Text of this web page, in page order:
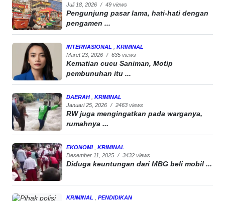
Juli 18, 2026 / 49 views
Pengunjung pasar lama, hati-hati dengan
pengamen ...
INTERNASIONAL
KRIMINAL
Maret 23, 2026 / 635 views
Kematian cucu Saniman, Motip
pembunuhan itu ...
DAERAH
KRIMINAL
Januari 25, 2026 / 2463 views
RW juga mengingatkan pada warganya,
rumahnya ...
EKONOMI
KRIMINAL
Desember 11, 2025 / 3432 views
Diduga keuntungan dari MBG beli mobil ...
KRIMINAL
PENDIDIKAN